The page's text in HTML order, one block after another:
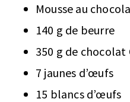
Mousse au
140 g de beurre
350 g de chocolat
7 jaunes d’œufs
15 blancs d’œufs